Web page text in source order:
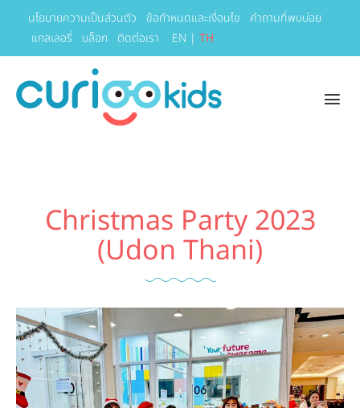
นโยบายความเป็นส่วนตัว ข้อกำหนดและเงื่อนไข
คำถามที่พบบ่อย
แกลเลอรี่
บล็อก ติดต่อเรา EN | TH
Christmas Party 2023
(Udon Thani)